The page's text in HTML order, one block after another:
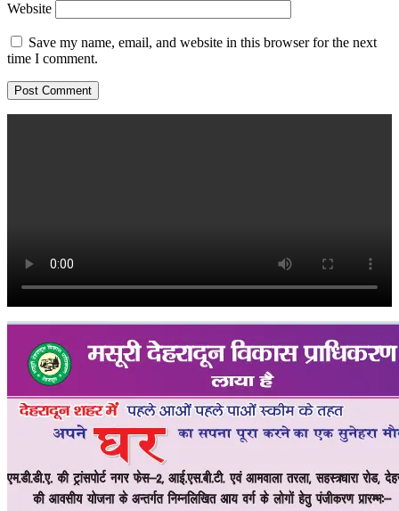
Website
Save my name, email, and website in this browser for the next
time I comment.